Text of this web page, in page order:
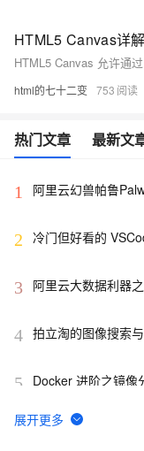
HTML5 Canvas详
html的七十二变 753
热门文章 最新文
1
阿里云幻兽帕鲁
2 冷门但好看的
3
阿里云大数据利器
4 拍立淘的图像搜索
5 Docker 进阶之镜像
6 GET 请求和 POST